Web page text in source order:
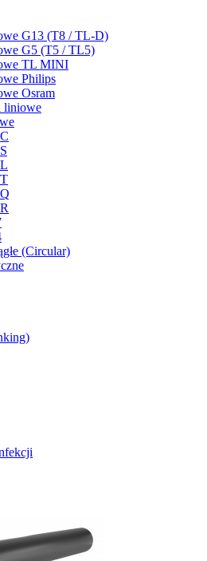
G13 (T8 / TL-D)
G5 (T5 / TL5)
TL MINI
Philips
Osram
liniowe
(Circular)